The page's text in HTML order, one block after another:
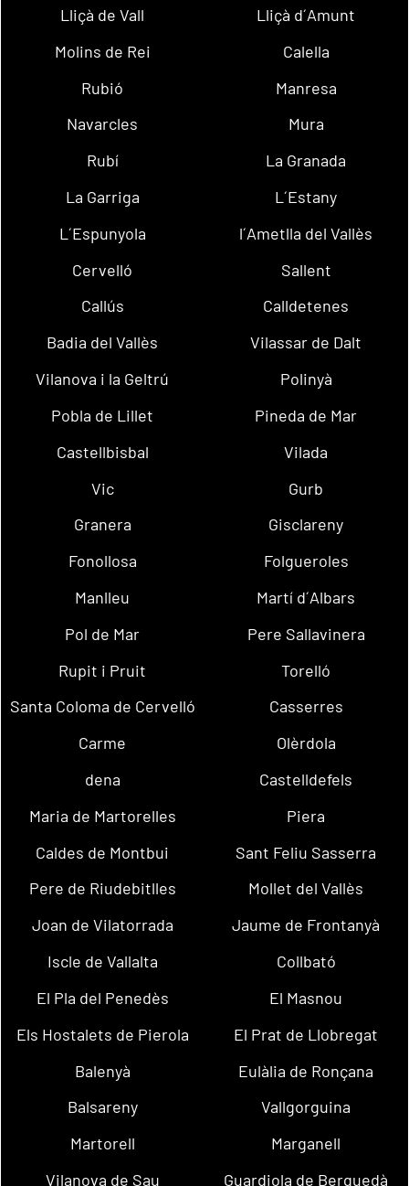
Lliçà de Vall
Lliçà d´Amunt
Molins de Rei
Calella
Rubió
Manresa
Navarcles
Mura
Rubí
La Granada
La Garriga
L´Estany
L´Espunyola
l´Ametlla del Vallès
Cervelló
Sallent
Callús
Calldetenes
Badia del Vallès
Vilassar de Dalt
Vilanova i la Geltrú
Polinyà
Pobla de Lillet
Pineda de Mar
Castellbisbal
Vilada
Vic
Gurb
Granera
Gisclareny
Fonollosa
Folgueroles
Manlleu
Martí d´Albars
Pol de Mar
Pere Sallavinera
Rupit i Pruit
Torelló
Santa Coloma de Cervelló
Casserres
Carme
Olèrdola
dena
Castelldefels
Maria de Martorelles
Piera
Caldes de Montbui
Sant Feliu Sasserra
Pere de Riudebitlles
Mollet del Vallès
Joan de Vilatorrada
Jaume de Frontanyà
Iscle de Vallalta
Collbató
El Pla del Penedès
El Masnou
Els Hostalets de Pierola
El Prat de Llobregat
Balenyà
Eulàlia de Ronçana
Balsareny
Vallgorguina
Martorell
Marganell
Vilanova de Sau
Guardiola de Berguedà